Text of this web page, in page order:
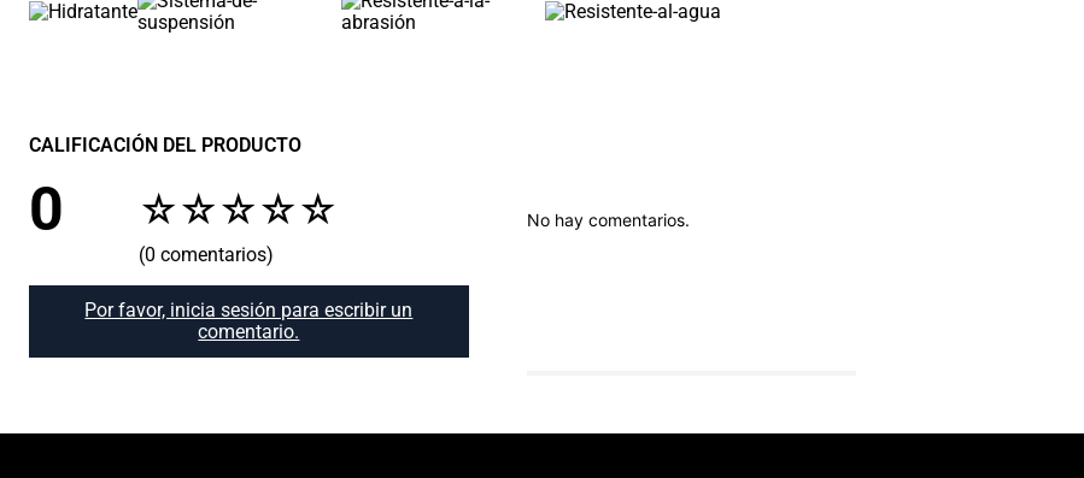
CALIFICACIÓN DEL PRODUCTO
☆☆☆☆☆
0
(0 comentarios)
Por favor, inicia sesión para escribir un
comentario.
No hay comentarios.